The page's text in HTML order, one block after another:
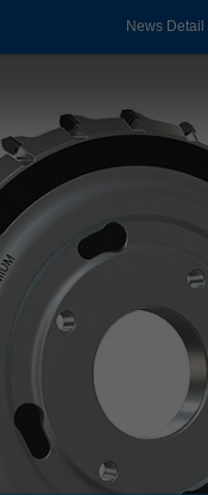
News Detail
México
Nederland
nederlands
Österreich
deutsch
Polska
polski
Portugal
português
România
Română
Schweiz